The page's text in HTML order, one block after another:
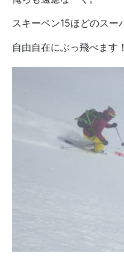
スキーペン15ほどのスー
自由自在にぶっ飛べます